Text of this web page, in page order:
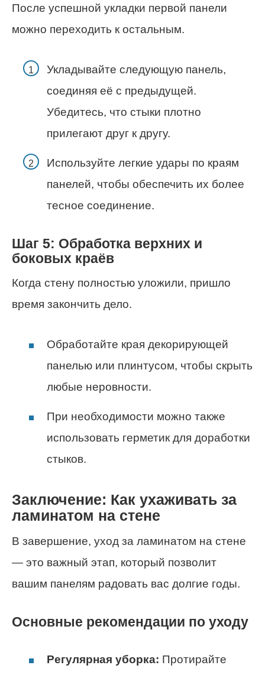
После успешной укладки первой панели
можно переходить к остальным.
Укладывайте следующую панель,
соединяя её с предыдущей.
Убедитесь, что стыки плотно
прилегают друг к другу.
Используйте легкие удары по краям
панелей, чтобы обеспечить их более
тесное соединение.
Шаг 5: Обработка верхних и
боковых краёв
Когда стену полностью уложили, пришло
время закончить дело.
Обработайте края декорирующей
панелью или плинтусом, чтобы скрыть
любые неровности.
При необходимости можно также
использовать герметик для доработки
стыков.
Заключение: Как ухаживать за
ламинатом на стене
В завершение, уход за ламинатом на стене
— это важный этап, который позволит
вашим панелям радовать вас долгие годы.
Основные рекомендации по уходу
Регулярная уборка: Протирайте